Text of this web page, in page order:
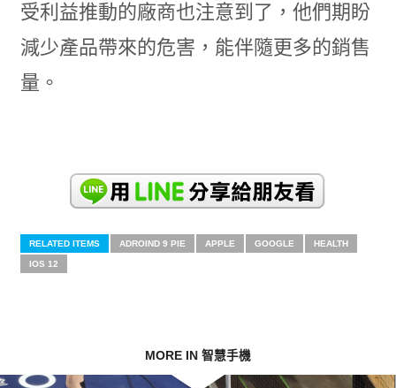
受利益推動的廠商也注意到了，他們期盼
減少產品帶來的危害，能伴隨更多的銷售
量。
RELATED ITEMS ADROIND 9 PIE APPLE GOOGLE HEALTH
IOS 12
MORE IN 智慧手機